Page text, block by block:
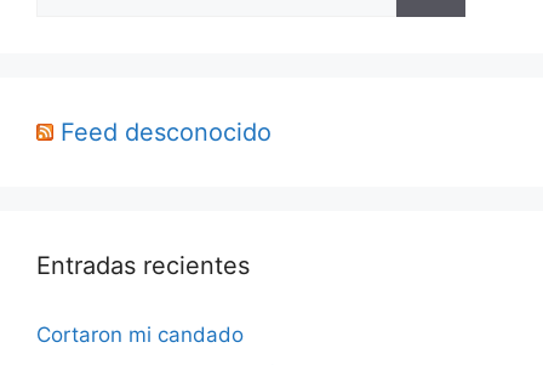
Feed desconocido
Entradas recientes
Cortaron mi candado